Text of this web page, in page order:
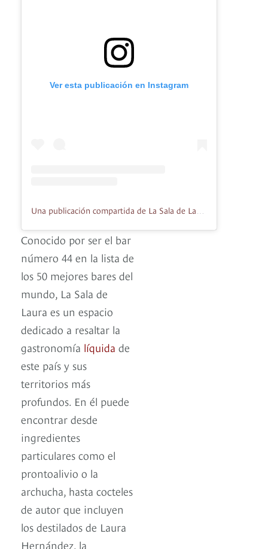
Ver esta publicación en Instagram
Conocido por ser el bar
número 44 en la lista de
los 50 mejores bares del
mundo, La Sala de
Laura es un espacio
dedicado a resaltar la
gastronomía líquida de
este país y sus
territorios más
profundos. En él puede
encontrar desde
ingredientes
particulares como el
prontoalivio o la
archucha, hasta cocteles
de autor que incluyen
los destilados de Laura
Hernández, la